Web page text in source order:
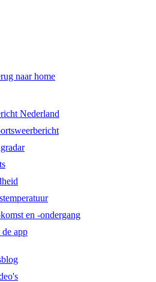
naar home
Nederland
en -ondergang
app